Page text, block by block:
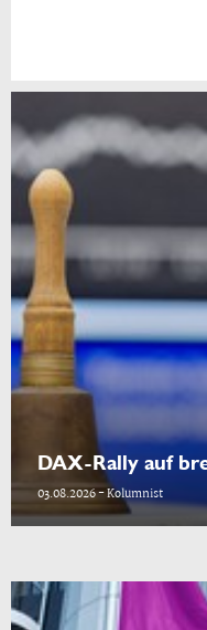
DAX-Rally auf
03.08.2026 - Kolumnist